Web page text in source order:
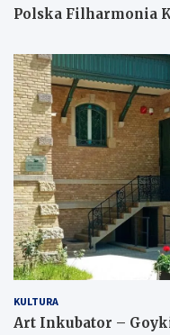
Polska Filharmonia
KULTURA
Art Inkubator –